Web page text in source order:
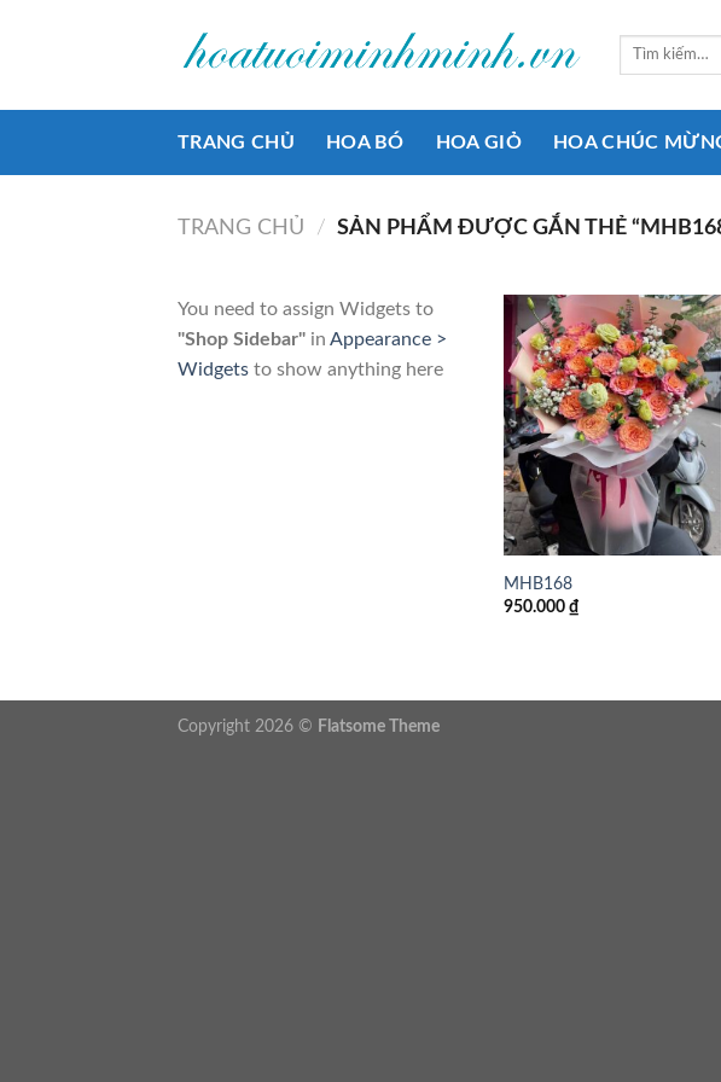
Tìm
TRANG CHỦ HOA BÓ HOA GIỎ HOA CHÚC
TRANG CHỦ / SẢN PHẨM ĐƯỢC GẮN THẺ
You need to assign Widgets to
"Shop Sidebar" in Appearance >
Widgets to show anything here
Add to
wishlist
MHB168
950.000 ₫
Copyright 2026 © Flatsome Theme